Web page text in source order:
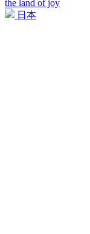
the land of joy
日本